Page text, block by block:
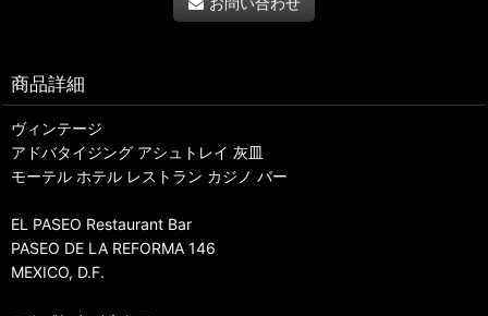
商品詳細
ヴィンテージ
アドバタイジング アシュトレイ 灰皿
モーテル ホテル レストラン カジノ バー
EL PASEO Restaurant Bar
PASEO DE LA REFORMA 146
MEXICO, D.F.